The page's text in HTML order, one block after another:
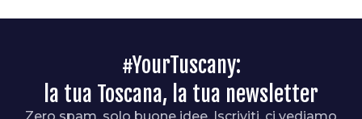
#YourTuscany:
la tua Toscana, la tua newsletter